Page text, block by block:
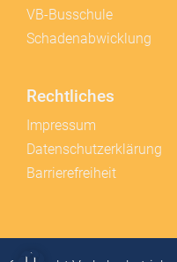
VB-Busschule
Schadenabwicklung
Rechtliches
Impressum
Datenschutzerklärung
Barrierefreiheit